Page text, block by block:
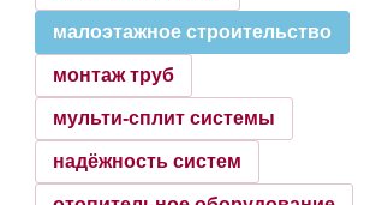
малоэтажное строительство
монтаж труб
мульти-сплит системы
надёжность систем